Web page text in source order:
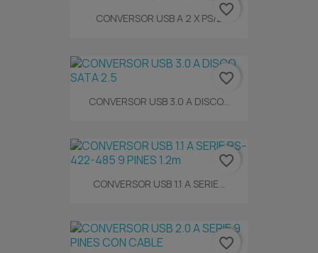
CONVERSOR USB A 2 X PS/2
favorite_border
CONVERSOR USB 3.0 A DISCO...
favorite_border
CONVERSOR USB 1.1 A SERIE...
favorite_border
favorite_border